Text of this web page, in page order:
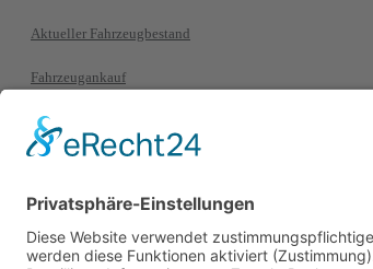
Aktueller Fahrzeugbestand
Fahrzeugankauf
Serviceleistungen
+49 69 93995770
+49 69 93995779
info@caroutlet24.de